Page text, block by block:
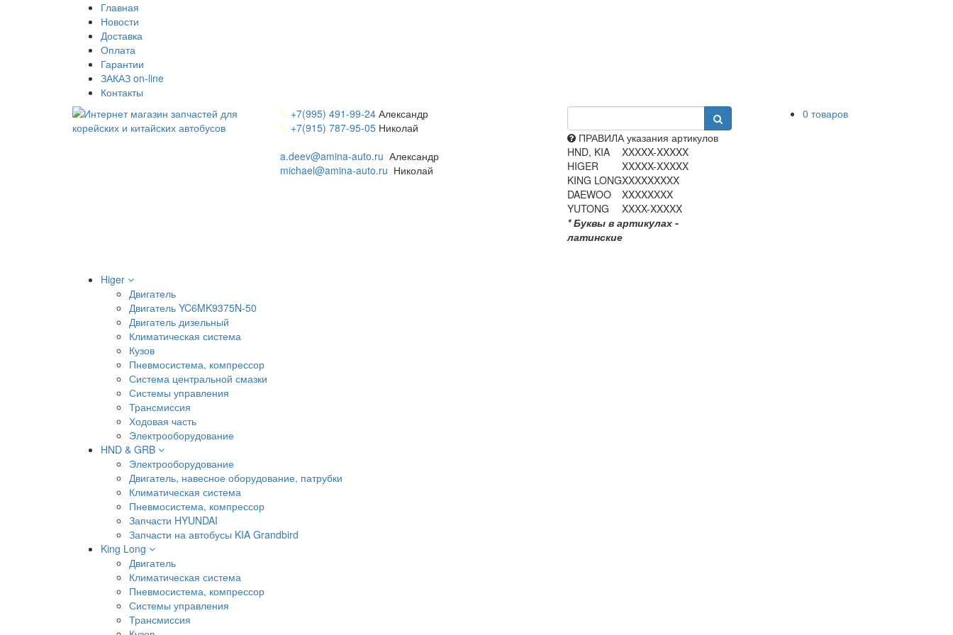
Главная
Новости
Доставка
Оплата
Гарантии
ЗАКАЗ on-line
Контакты
+7(995) 491-99-24Александр
+7(915) 787-95-05Николай
a.deev@amina-auto.ru Александр
michael@amina-auto.ru Николай
ПРАВИЛА указания артикулов
HND, KIA
XXXXX-XXXXX
HIGER
XXXXX-XXXXX
KING LONGXXXXXXXXX
DAEWOO
XXXXXXXX
YUTONG
XXXX-XXXXX
* Буквы в артикулах -
латинские
0 товаров
Higer
Двигатель
Двигатель YC6MK9375N-50
Двигатель дизельный
Климатическая система
Кузов
Пневмосистема, компрессор
Система центральной смазки
Системы управления
Трансмиссия
Ходовая часть
Электрооборудование
HND & GRB
Электрооборудование
Двигатель, навесное оборудование, патрубки
Климатическая система
Пневмосистема, компрессор
Запчасти HYUNDAI
Запчасти на автобусы KIA Grandbird
King Long
Двигатель
Климатическая система
Пневмосистема, компрессор
Системы управления
Трансмиссия